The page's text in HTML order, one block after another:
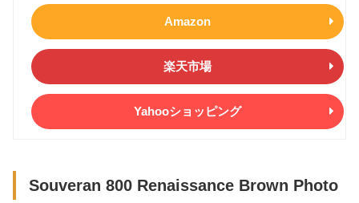
Amazon
楽天市場
Yahooショッピング
Souveran 800 Renaissance Brown Photo